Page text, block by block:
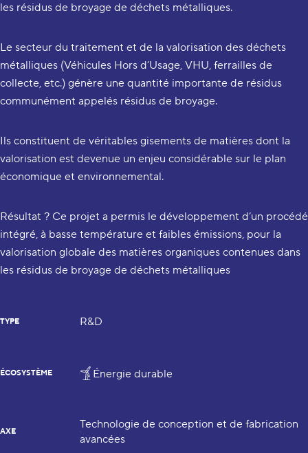
les résidus de broyage de déchets métalliques.
Le secteur du traitement et de la valorisation des déchets
métalliques (Véhicules Hors d’Usage, VHU, ferrailles de
collecte, etc.) génère une quantité importante de résidus
communément appelés résidus de broyage.
Ils constituent de véritables gisements de matières dont la
valorisation est devenue un enjeu considérable sur le plan
économique et environnemental.
Résultat ? Ce projet a permis le développement d’un procédé
intégré, à basse température et faibles émissions, pour la
valorisation globale des matières organiques contenues dans
les résidus de broyage de déchets métalliques
TYPE R&D
ÉCOSYSTÈME Énergie durable
AXE
Technologie de conception et de fabrication
avancées